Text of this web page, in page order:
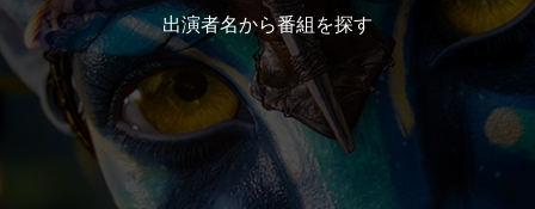
出演者名から番組を探す